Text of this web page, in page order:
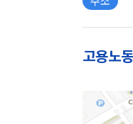
고용노